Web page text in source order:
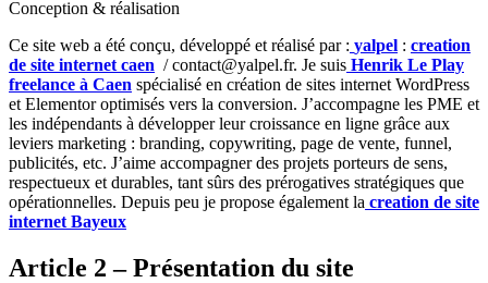
Conception & réalisation
Ce site web a été conçu, développé et réalisé par : yalpel : creation
de site internet caen / contact@yalpel.fr. Je suis Henrik Le Play
freelance à Caen spécialisé en création de sites internet WordPress
et Elementor optimisés vers la conversion. J’accompagne les PME et
les indépendants à développer leur croissance en ligne grâce aux
leviers marketing : branding, copywriting, page de vente, funnel,
publicités, etc. J’aime accompagner des projets porteurs de sens,
respectueux et durables, tant sûrs des prérogatives stratégiques que
opérationnelles. Depuis peu je propose également la creation de site
internet Bayeux
Article 2 – Présentation du site